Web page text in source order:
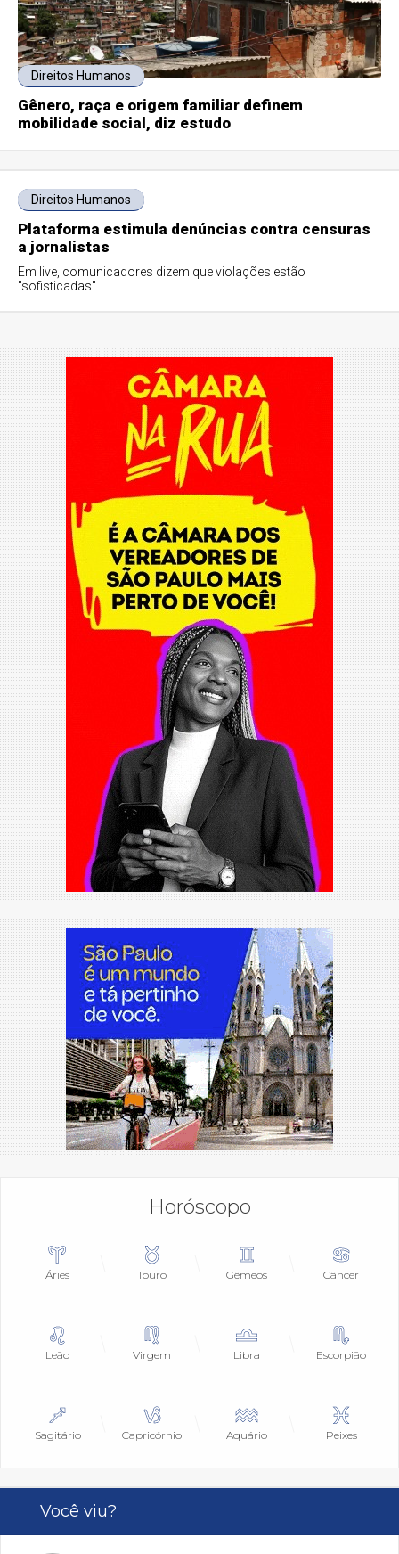
Direitos Humanos
Gênero, raça e origem familiar definem
mobilidade social, diz estudo
Direitos Humanos
Plataforma estimula denúncias contra censuras
a jornalistas
Em live, comunicadores dizem que violações estão
"sofisticadas"
Horóscopo
Áries Touro Gêmeos Câncer
Leão Virgem Libra Escorpião
Sagitário Capricórnio Aquário Peixes
Você viu?